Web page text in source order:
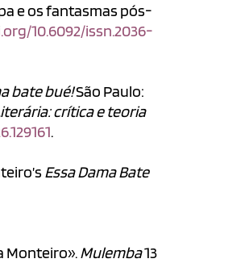
e os fantasmas pós-
10.6092/issn.2036-
bate bué!São Paulo:
crítica e teoria
.
Essa Dama Bate
Monteiro».Mulemba13